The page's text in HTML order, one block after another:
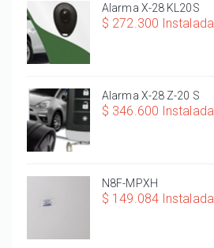
Alarma X-28 KL20S
$ 272.300 Instalada
Alarma X-28 Z-20 S
$ 346.600 Instalada
N8F-MPXH
$ 149.084 Instalada